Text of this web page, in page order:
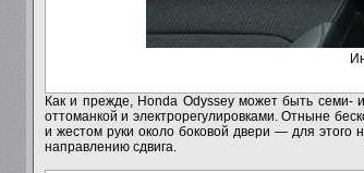
Как и прежде, Honda Odyssey может быть семи-
оттоманкой и электрорегулировками. Отныне
и жестом руки около боковой двери — для этого
направлению сдвига.